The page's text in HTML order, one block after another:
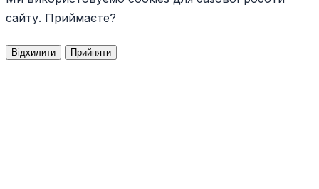
сайту. Приймаєте?
Відхилити Прийняти